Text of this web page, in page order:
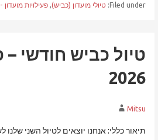
Filed under: טיולי מועדון (כביש), פעילויות מועדון - 2026
טיול כביש חודשי
2026
Mitsu